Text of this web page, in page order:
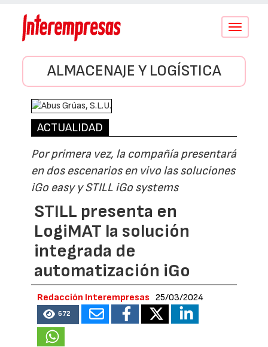
Conmutar
ALMACENAJE Y LOGÍSTICA
ACTUALIDAD
Por primera vez, la compañía presentará
en dos escenarios en vivo las soluciones
iGo easy y STILL iGo systems
STILL presenta en
LogiMAT la solución
integrada de
automatización iGo
Redacción Interempresas 25/03/2024
672